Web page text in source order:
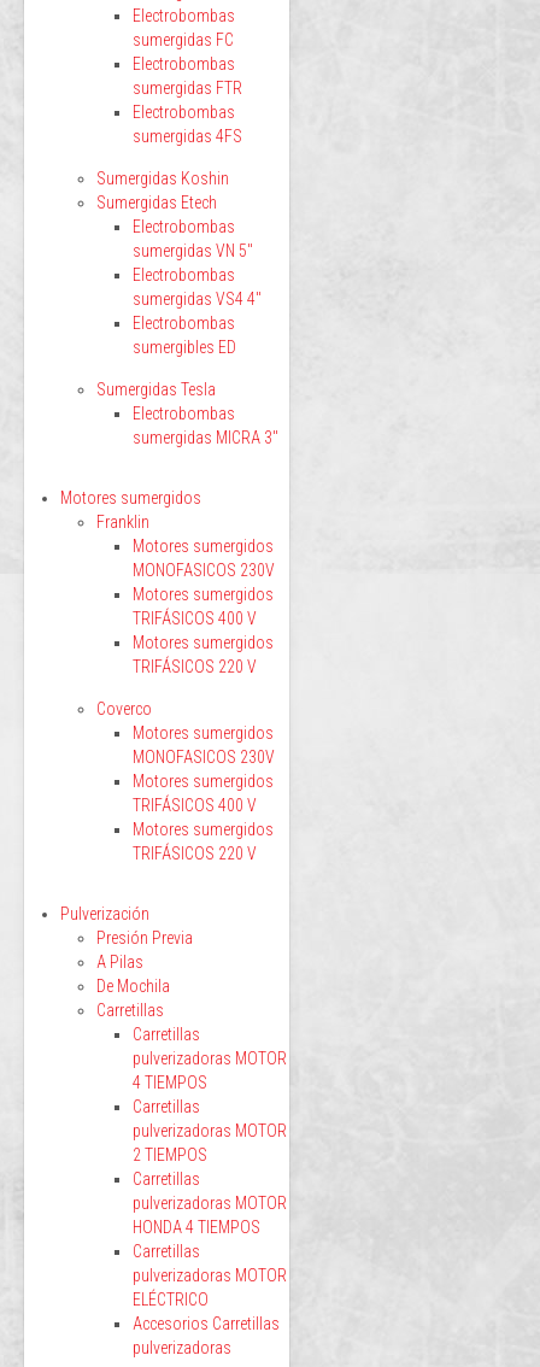
Electrobombas
sumergidas FC
Electrobombas
sumergidas FTR
Electrobombas
sumergidas 4FS
Sumergidas Koshin
Sumergidas Etech
Electrobombas
sumergidas VN 5"
Electrobombas
sumergidas VS4 4"
Electrobombas
sumergibles ED
Sumergidas Tesla
Electrobombas
sumergidas MICRA 3"
Motores sumergidos
Franklin
Motores sumergidos
MONOFASICOS 230V
Motores sumergidos
TRIFÁSICOS 400 V
Motores sumergidos
TRIFÁSICOS 220 V
Coverco
Motores sumergidos
MONOFASICOS 230V
Motores sumergidos
TRIFÁSICOS 400 V
Motores sumergidos
TRIFÁSICOS 220 V
Pulverización
Presión Previa
A Pilas
De Mochila
Carretillas
Carretillas
pulverizadoras MOTOR
4 TIEMPOS
Carretillas
pulverizadoras MOTOR
2 TIEMPOS
Carretillas
pulverizadoras MOTOR
HONDA 4 TIEMPOS
Carretillas
pulverizadoras MOTOR
ELÉCTRICO
Accesorios Carretillas
pulverizadoras